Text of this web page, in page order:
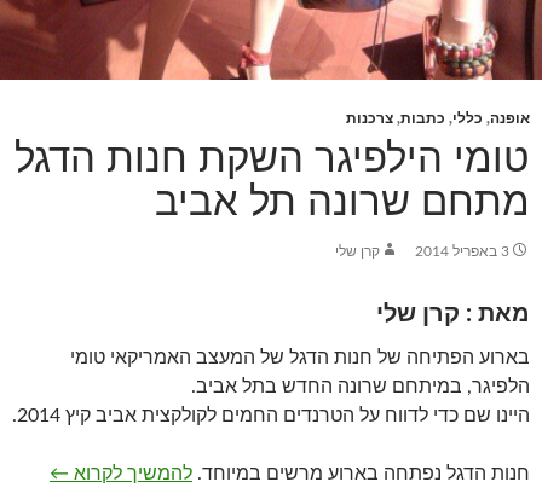
אופנה, כללי, כתבות, צרכנות
טומי הילפיגר השקת חנות הדגל
מתחם שרונה תל אביב
3 באפריל 2014 קרן שלי
מאת : קרן שלי
בארוע הפתיחה של חנות הדגל של המעצב האמריקאי טומי
הלפיגר, במיתחם שרונה החדש בתל אביב.
היינו שם כדי לדווח על הטרנדים החמים לקולקצית אביב קיץ 2014.
חנות הדגל נפתחה בארוע מרשים במיוחד. להמשיך לקרוא טומי
←